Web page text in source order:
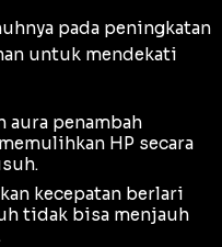
pada peningkatan
untuk mendekati
aura penambah
HP secara
kecepatan berlari
tidak bisa menjauh